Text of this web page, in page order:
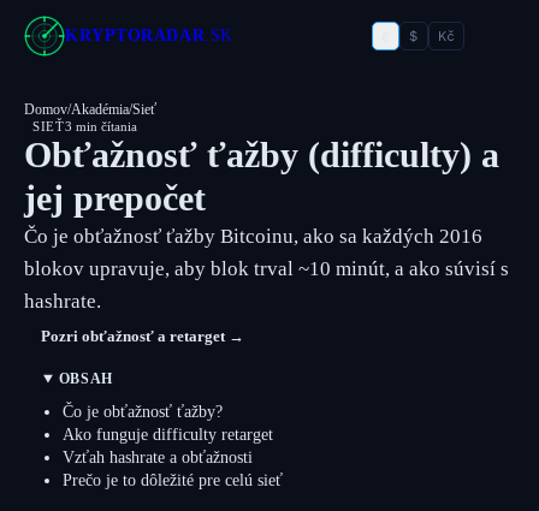
KRYPTORADAR.SK $ Kč
Domov/Akadémia/Sieť
SIEŤ3 min čítania
Obťažnosť ťažby (difficulty) a
jej prepočet
Čo je obťažnosť ťažby Bitcoinu, ako sa každých 2016
blokov upravuje, aby blok trval ~10 minút, a ako súvisí s
hashrate.
Pozri obťažnosť a retarget →
OBSAH
Čo je obťažnosť ťažby?
Ako funguje difficulty retarget
Vzťah hashrate a obťažnosti
Prečo je to dôležité pre celú sieť